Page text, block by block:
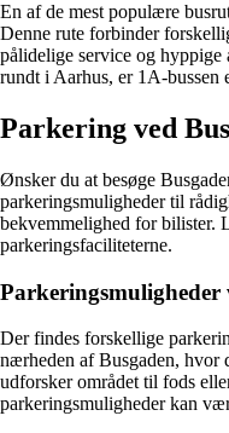
En af de mest populære
Denne rute forbinder
pålidelige service og
rundt i Aarhus, er 1A-bussen
Parkering ved
Ønsker du at besøge
parkeringsmuligheder til
bekvemmelighed for bilister.
parkeringsfaciliteterne.
Parkeringsmuligheder
Der findes forskellige
nærheden af Busgaden, hvor
udforsker området til fods
parkeringsmuligheder kan